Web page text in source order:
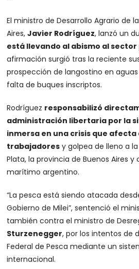
El ministro de Desarrollo Agrario de
Aires,Javier Rodríguez, lanzó un
está llevando al abismo al
afirmación surgió tras la reciente
prospección de langostino en
falta de buques inscriptos.
Rodríguez responsabilizó
administración libertaria por la
inmersa en una crisis que afecta
trabajadores y golpea de lleno a
Plata, la provincia de Buenos Aires
marítimo argentino.
“La pesca está siendo atacada
Gobierno de Milei”, sentenció el
también contra el ministro de
Sturzenegger, por los intentos de
Federal de Pesca mediante un
internacional.